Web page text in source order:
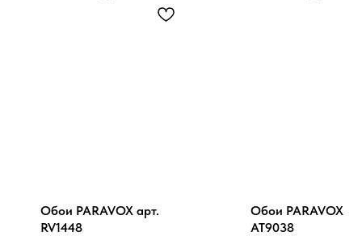
Обои PARAVOX арт.
RV1448
Обои PARAVOX
AT9038